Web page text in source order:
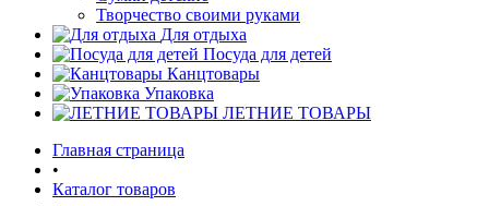
Творчество своими руками
Для отдыха
Посуда для детей
Канцтовары
Упаковка
ЛЕТНИЕ ТОВАРЫ
Главная страница
•
Каталог товаров